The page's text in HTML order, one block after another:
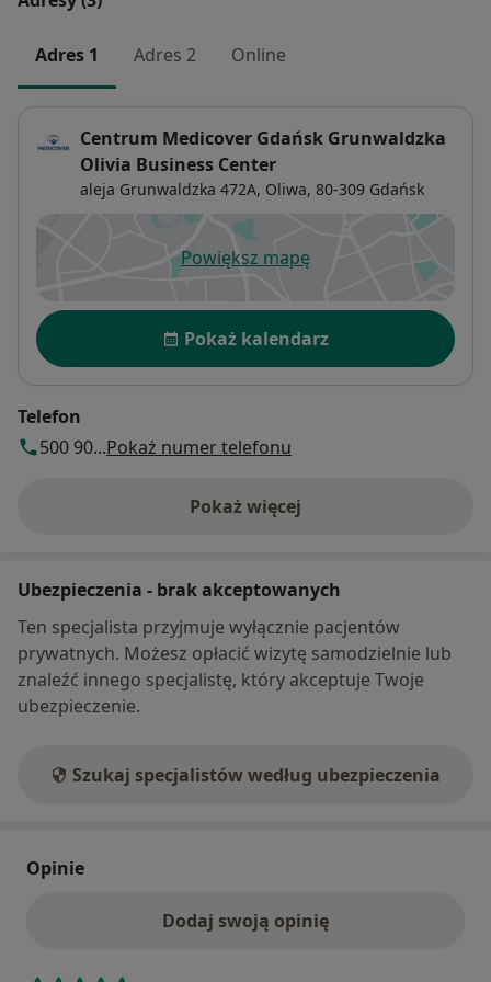
Adres 1 Adres 2 Online
Centrum Medicover Gdańsk Grunwaldzka
Olivia Business Center
aleja Grunwaldzka 472A, Oliwa, 80-309 Gdańsk
Powiększ mapęotwiera się w nowej karcie
Dostępność
Pokaż kalendarz
Telefon
500 90...Pokaż numer telefonu
Pokaż więcej
o adresie
Ubezpieczenia - brak akceptowanych
Ten specjalista przyjmuje wyłącznie pacjentów
prywatnych. Możesz opłacić wizytę samodzielnie lub
znaleźć innego specjalistę, który akceptuje Twoje
ubezpieczenie.
Szukaj specjalistów według ubezpieczenia
Opinie
Dodaj swoją opinię